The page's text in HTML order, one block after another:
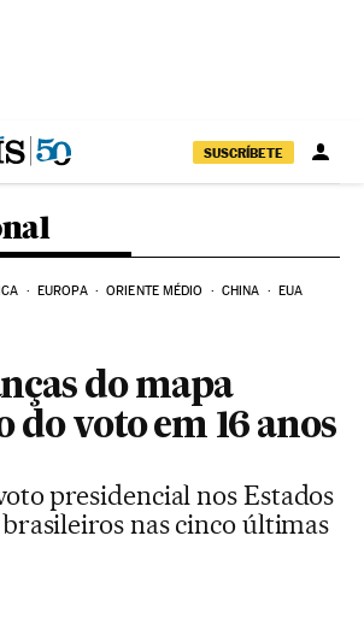
SUSCRÍBETE
EUROPA ORIENTE MÉDIO CHINA EUA
do mapa
do voto em 16 anos
presidencial nos Estados
nas cinco últimas